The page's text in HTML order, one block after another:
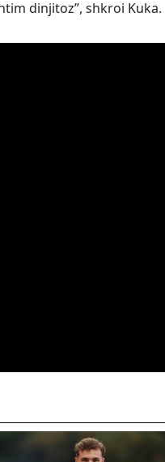
dinjitoz”, shkroi Kuka.